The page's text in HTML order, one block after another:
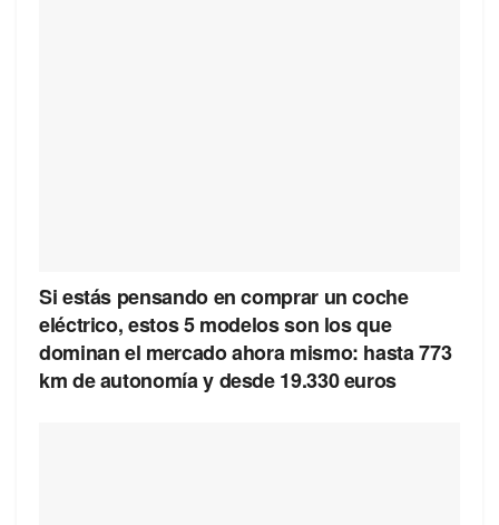
Si estás pensando en comprar un coche
eléctrico, estos 5 modelos son los que
dominan el mercado ahora mismo: hasta 773
km de autonomía y desde 19.330 euros